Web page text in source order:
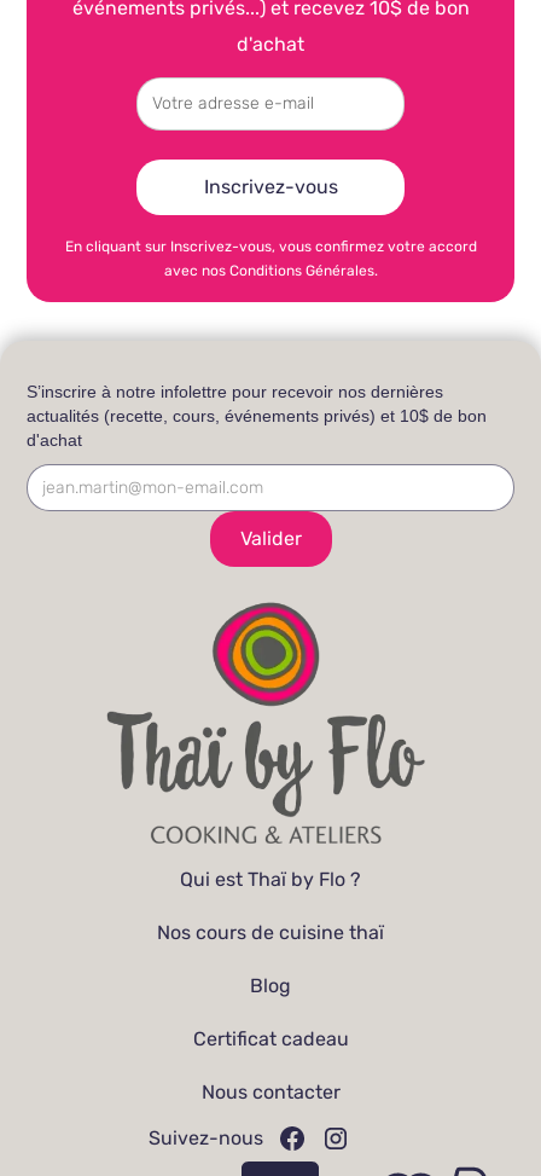
événements privés...) et recevez 10$ de bon
d'achat
En cliquant sur Inscrivez-vous, vous confirmez votre accord
avec nos Conditions Générales.
S’inscrire à notre infolettre pour recevoir nos dernières
actualités (recette, cours, événements privés) et 10$ de bon
d'achat
Qui est Thaï by Flo ?
Nos cours de cuisine thaï
Blog
Certificat cadeau
Nous contacter
Suivez-nous